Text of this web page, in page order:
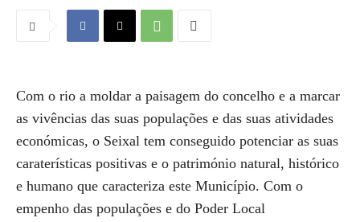
Com o rio a moldar a paisagem do concelho e a marcar
as vivências das suas populações e das suas atividades
económicas, o Seixal tem conseguido potenciar as suas
caraterísticas positivas e o património natural, histórico
e humano que caracteriza este Município. Com o
empenho das populações e do Poder Local